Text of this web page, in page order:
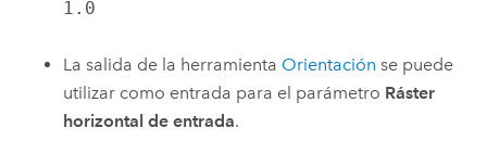
1.0
La salida de la herramienta Orientación se puede
utilizar como entrada para el parámetro Ráster
horizontal de entrada.